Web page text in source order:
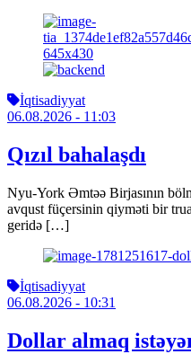
İqtisadiyyat
06.08.2026 - 11:03
Qızıl bahalaşdı
Nyu-York Əmtəə Birjasının
avqust füçersinin qiyməti bir
geridə […]
İqtisadiyyat
06.08.2026 - 10:31
Dollar almaq